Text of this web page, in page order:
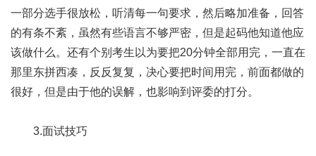
一部分选手很放松，听清每一句要求，然后略加准备，回答
的有条不紊，虽然有些语言不够严密，但是起码他知道他应
该做什么。还有个别考生以为要把20分钟全部用完，一直在
那里东拼西凑，反反复复，决心要把时间用完，前面都做的
很好，但是由于他的误解，也影响到评委的打分。
3.面试技巧